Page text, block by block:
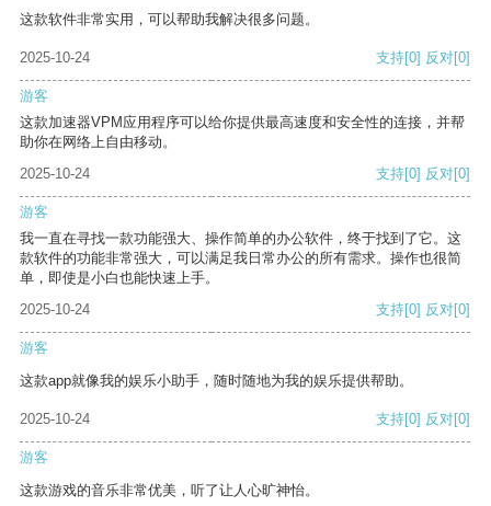
这款软件非常实用，可以帮助我解决很多问题。
2025-10-24 支持[0] 反对[0]
游客
这款加速器VPM应用程序可以给你提供最高速度和安全性的连接，并帮
助你在网络上自由移动。
2025-10-24
支持[0] 反对[0]
游客
我一直在寻找一款功能强大、操作简单的办公软件，终于找到了它。这
款软件的功能非常强大，可以满足我日常办公的所有需求。操作也很简
单，即使是小白也能快速上手。
2025-10-24
支持[0] 反对[0]
游客
这款app就像我的娱乐小助手，随时随地为我的娱乐提供帮助。
2025-10-24 支持[0] 反对[0]
游客
这款游戏的音乐非常优美，听了让人心旷神怡。